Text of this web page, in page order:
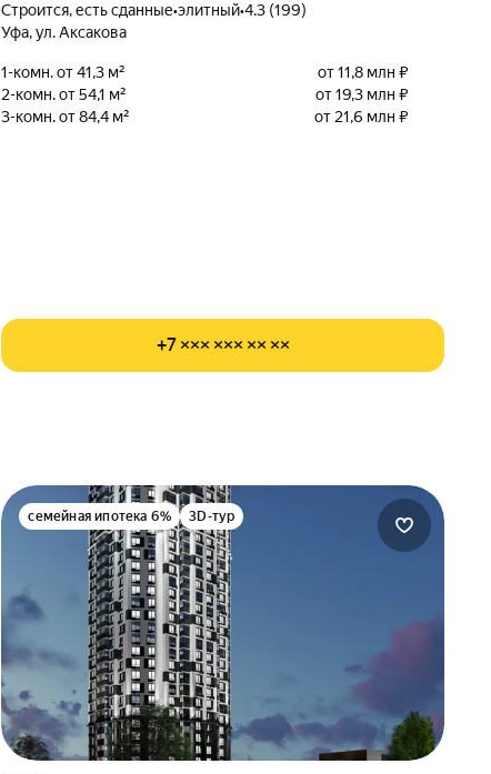
Строится, есть сданные•элитный•4.3 (199)
Уфа, ул. Аксакова
1-комн. от 41,3 м²
от 11,8 млн ₽
2-комн. от 54,1 м²
от 19,3 млн ₽
3-комн. от 84,4 м²
от 21,6 млн ₽
+7 ××× ××× ×× ××
семейная ипотека 6% 3D-тур